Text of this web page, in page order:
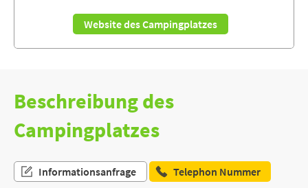
Website des Campingplatzes
Beschreibung des
Campingplatzes
Informationsanfrage
Telephon Nummer